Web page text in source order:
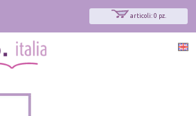
articoli: 0 pz.